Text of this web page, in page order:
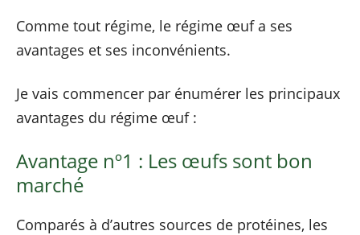
Comme tout régime, le régime œuf a ses
avantages et ses inconvénients.
Je vais commencer par énumérer les principaux
avantages du régime œuf :
Avantage nº1 : Les œufs sont bon
marché
Comparés à d’autres sources de protéines, les